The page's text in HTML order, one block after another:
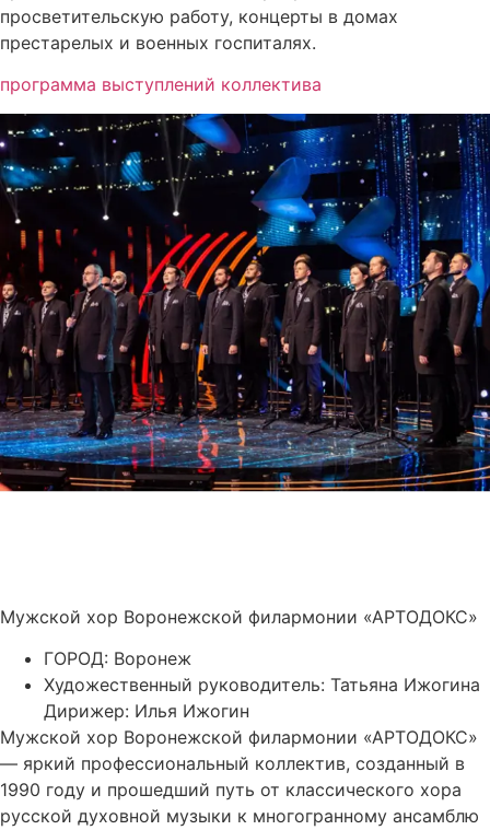
просветительскую работу, концерты в домах
престарелых и военных госпиталях.
программа выступлений коллектива
Мужской хор Воронежской филармонии «АРТОДОКС»
ГОРОД: Воронеж
Художественный руководитель: Татьяна Ижогина
Дирижер: Илья Ижогин
Мужской хор Воронежской филармонии «АРТОДОКС»
— яркий профессиональный коллектив, созданный в
1990 году и прошедший путь от классического хора
русской духовной музыки к многогранному ансамблю